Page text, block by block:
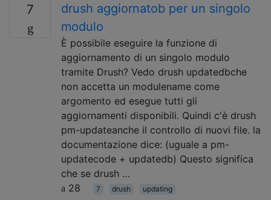
7
drush aggiornatob per un singolo
modulo
È possibile eseguire la funzione di
aggiornamento di un singolo modulo
tramite Drush? Vedo drush updatedbche
non accetta un modulename come
argomento ed esegue tutti gli
aggiornamenti disponibili. Quindi c'è drush
pm-updateanche il controllo di nuovi file. la
documentazione dice: (uguale a pm-
updatecode + updatedb) Questo significa
che se drush …
28
7 drush updating